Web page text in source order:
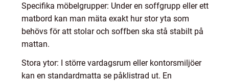
Specifika möbelgrupper: Under en soffgrupp eller ett
matbord kan man mäta exakt hur stor yta som
behövs för att stolar och soffben ska stå stabilt på
mattan.
Stora ytor: I större vardagsrum eller kontorsmiljöer
kan en standardmatta se påklistrad ut. En